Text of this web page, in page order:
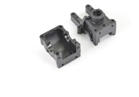
CARNAGE